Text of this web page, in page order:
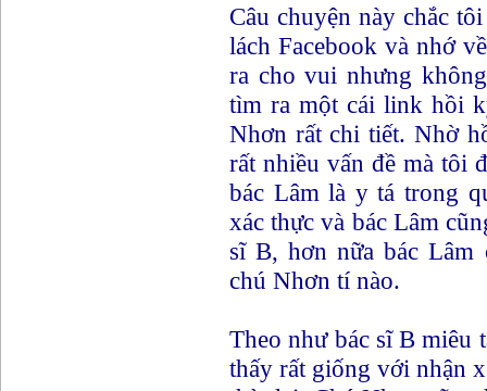
Câu chuyện này chắc
lách Facebook và nhớ
ra cho vui nhưng
tìm ra một cái link hồi
Nhơn rất chi tiết. Nhờ
rất nhiều vấn đề mà tôi
bác Lâm là y tá trong
xác thực và bác Lâm
sĩ B, hơn nữa bác
chú Nhơn tí nào.
Theo như bác sĩ B miêu
thấy rất giống với nhận